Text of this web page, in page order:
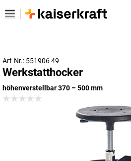
Art-Nr.: 551906 49
Werkstatthocker
höhenverstellbar 370 – 500 mm